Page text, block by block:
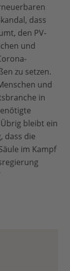
dass
den PV-
und
zu setzen.
und
in
bleibt ein
dass die
im Kampf